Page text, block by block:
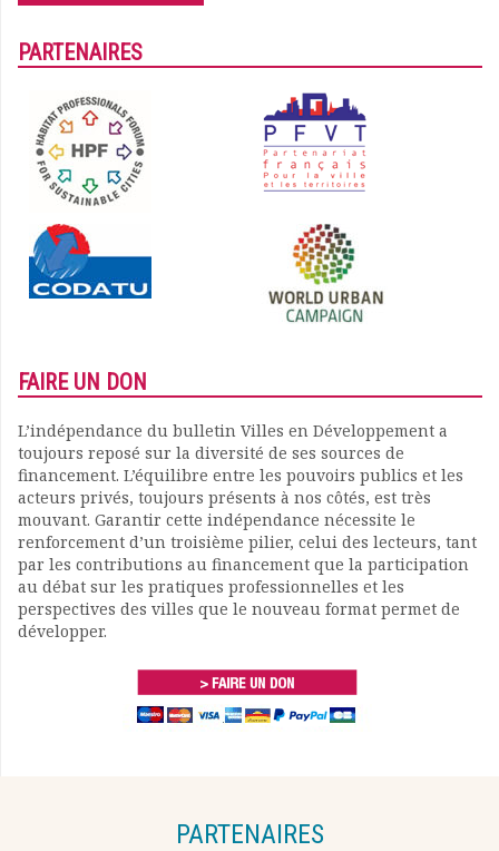
PARTENAIRES
FAIRE UN DON
L’indépendance du bulletin Villes en Développement a
toujours reposé sur la diversité de ses sources de
financement. L’équilibre entre les pouvoirs publics et les
acteurs privés, toujours présents à nos côtés, est très
mouvant. Garantir cette indépendance nécessite le
renforcement d’un troisième pilier, celui des lecteurs, tant
par les contributions au financement que la participation
au débat sur les pratiques professionnelles et les
perspectives des villes que le nouveau format permet de
développer.
PARTENAIRES